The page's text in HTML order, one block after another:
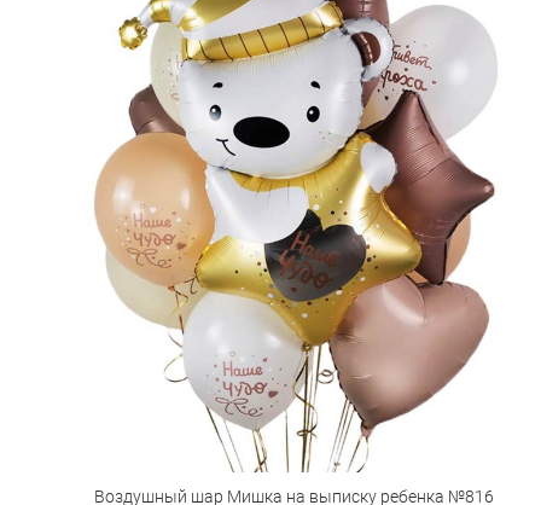
Воздушный шар Мишка на выписку ребенка №816